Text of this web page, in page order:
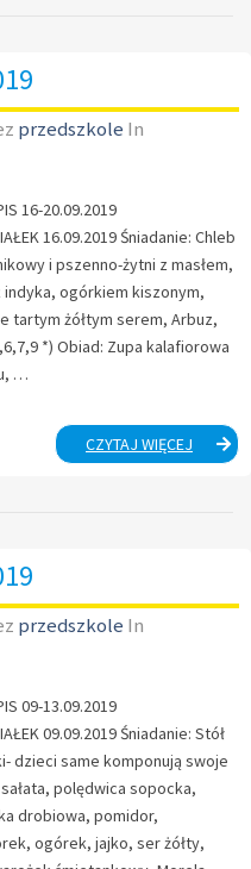
przedszkole In
16-20.09.2019
16.09.2019 Śniadanie: Chleb
i pszenno-żytni z masłem,
ogórkiem kiszonym,
tartym żółtym serem, Arbuz,
*) Obiad: Zupa kalafiorowa
…
CZYTAJ WIĘCEJ
16-
przedszkole In
09-13.09.2019
09.09.2019 Śniadanie: Stół
dzieci same komponują swoje
polędwica sopocka,
drobiowa, pomidor,
ogórek, jajko, ser żółty,